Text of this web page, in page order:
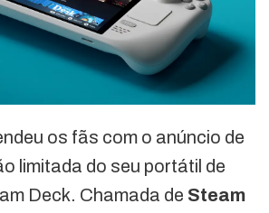
os fãs com o anúncio de
limitada do seu portátil de
Deck. Chamada de Steam